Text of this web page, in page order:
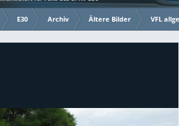
E30 Archiv Ältere Bilder VFL